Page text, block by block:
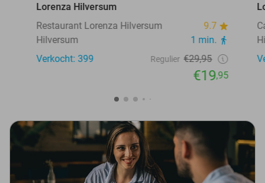
Lorenza Hilversum
Restaurant Lorenza Hilversum
9.7
Hilversum
1 min.
Verkocht: 399
Regulier €29,95
€19,95